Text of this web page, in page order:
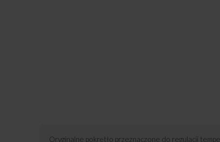
Oryginalne pokrętło przeznaczone do regulacji